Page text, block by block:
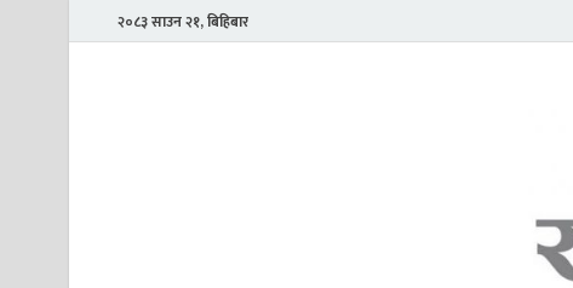
२०८३ साउन २१, बिहिबार